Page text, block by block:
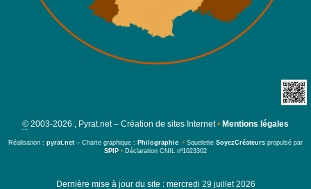
© 2003-2026 , Pyrat.net – Création de sites Internet • Mentions légales
Réalisation : pyrat.net – Charte graphique : Philographie • Squelette SoyezCréateurs propulsé par
SPIP • Déclaration CNIL nº1023302
Dernière mise à jour du site : mercredi 29 juillet 2026